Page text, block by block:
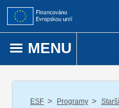
Přejít k obsahu
MENU
ESF / Programy /